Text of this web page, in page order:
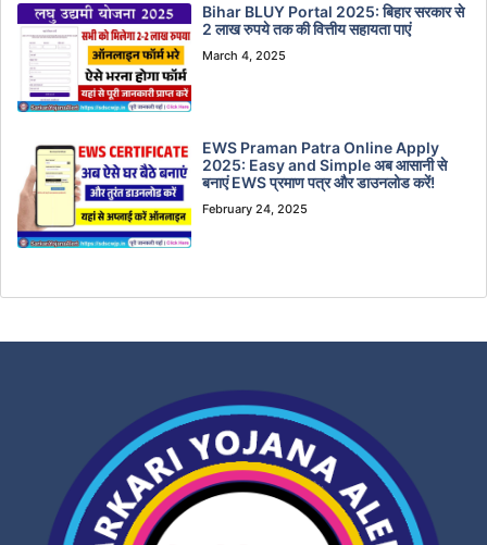
Bihar BLUY Portal 2025: बिहार सरकार से
2 लाख रुपये तक की वित्तीय सहायता पाएं
March 4, 2025
EWS Praman Patra Online Apply
2025: Easy and Simple अब आसानी से
बनाएं EWS प्रमाण पत्र और डाउनलोड करें!
February 24, 2025